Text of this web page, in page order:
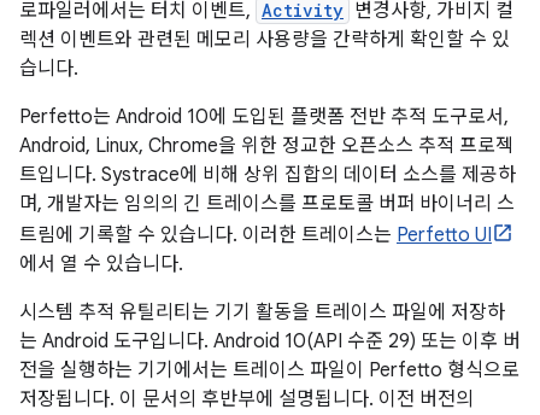
로파일러에서는 터치 이벤트, Activity 변경사항, 가비지 컬
렉션 이벤트와 관련된 메모리 사용량을 간략하게 확인할 수 있
습니다.
Perfetto는 Android 10에 도입된 플랫폼 전반 추적 도구로서,
Android, Linux, Chrome을 위한 정교한 오픈소스 추적 프로젝
트입니다. Systrace에 비해 상위 집합의 데이터 소스를 제공하
며, 개발자는 임의의 긴 트레이스를 프로토콜 버퍼 바이너리 스
트림에 기록할 수 있습니다. 이러한 트레이스는 Perfetto UI
에서 열 수 있습니다.
시스템 추적 유틸리티는 기기 활동을 트레이스 파일에 저장하
는 Android 도구입니다. Android 10(API 수준 29) 또는 이후 버
전을 실행하는 기기에서는 트레이스 파일이 Perfetto 형식으로
저장됩니다. 이 문서의 후반부에 설명됩니다. 이전 버전의